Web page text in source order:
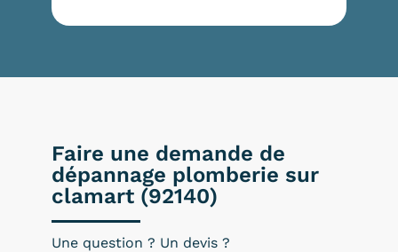
Faire une demande de
dépannage plomberie sur
clamart (92140)
Une question ? Un devis ?